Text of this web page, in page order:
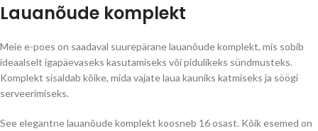
Lauanõude komplekt
Meie e-poes on saadaval suurepärane lauanõude komplekt, mis sobib
ideaalselt igapäevaseks kasutamiseks või pidulikeks sündmusteks.
Komplekt sisaldab kõike, mida vajate laua kauniks katmiseks ja söögi
serveerimiseks.
See elegantne lauanõude komplekt koosneb 16 osast. Kõik esemed on